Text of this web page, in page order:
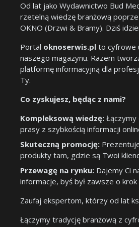
Od lat jako Wydawnictwo Bud
rzetelną wiedzę branżową
OKNO (Drzwi & Bramy). Dziś
Portal oknoserwis.pl to cyfrowe
naszego magazynu. Razem
platformę informacyjną dla
Ty.
Co zyskujesz, będąc z nami?
Kompleksową wiedzę: Łączymy
prasy z szybkością informacji
Skuteczną promocję:
produkty tam, gdzie są Twoi
Przewagę na rynku: Dajemy Ci
informacje, byś był zawsze o
Zaufaj ekspertom, którzy od lat
Łączymy tradycję branżową z